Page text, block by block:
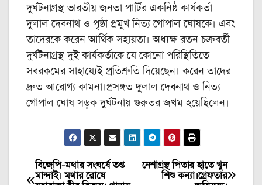
দুর্ঘটনাগ্রস্থ ভারতীয় জনতা পার্টির একনিষ্ঠ কার্যকর্তা
দুলাল দেবনাথ ও পৃষ্ঠা প্রমুখ নিত্য গোপাল ঘোষকে। এবং
তাদেরকে করেন আর্থিক সহায়তা। অধ্যক্ষ রতন চক্রবর্তী
দুর্ঘটনাগ্রস্থ দুই কার্যকর্তাকে যে কোনো পরিস্থিতিতে
সবরকমের সাহায্যেই প্রতিশ্রুতি দিয়েছেন। করেন তাদের
দ্রুত আরোগ্য কামনা।প্রসঙ্গত দুলাল দেবনাথ ও নিত্য
গোপাল ঘোষ সড়ক দুর্ঘটনায় গুরুতর জখম হয়েছিলেন।
Post
নেশাগ্রস্থ পিতার হাতে খুন
শিশু কন্যা।গ্রেফতার
বিজেপি-মথার সংঘর্ষে তপ্ত
মান্দাই। মথার রোষে